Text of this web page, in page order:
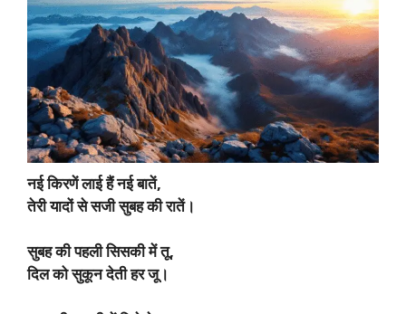
नई किरणें लाई हैं नई बातें,
तेरी यादों से सजी सुबह की रातें।
सुबह की पहली सिसकी में तू,
दिल को सुकून देती हर जू।